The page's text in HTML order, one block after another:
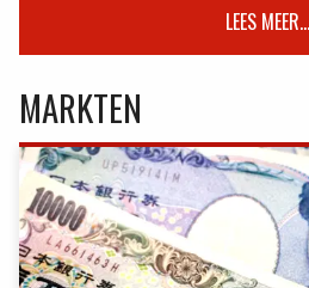
LEES MEER...
MARKTEN